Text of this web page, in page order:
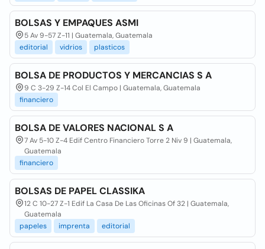
BOLSAS Y EMPAQUES ASMI
5 Av 9-57 Z-11 | Guatemala, Guatemala
editorial
vidrios plasticos
BOLSA DE PRODUCTOS Y MERCANCIAS S A
9 C 3-29 Z-14 Col El Campo | Guatemala, Guatemala
financiero
BOLSA DE VALORES NACIONAL S A
7 Av 5-10 Z-4 Edif Centro Financiero Torre 2 Niv 9 | Guatemala,
Guatemala
financiero
BOLSAS DE PAPEL CLASSIKA
12 C 10-27 Z-1 Edif La Casa De Las Oficinas Of 32 | Guatemala,
Guatemala
papeles
imprenta editorial